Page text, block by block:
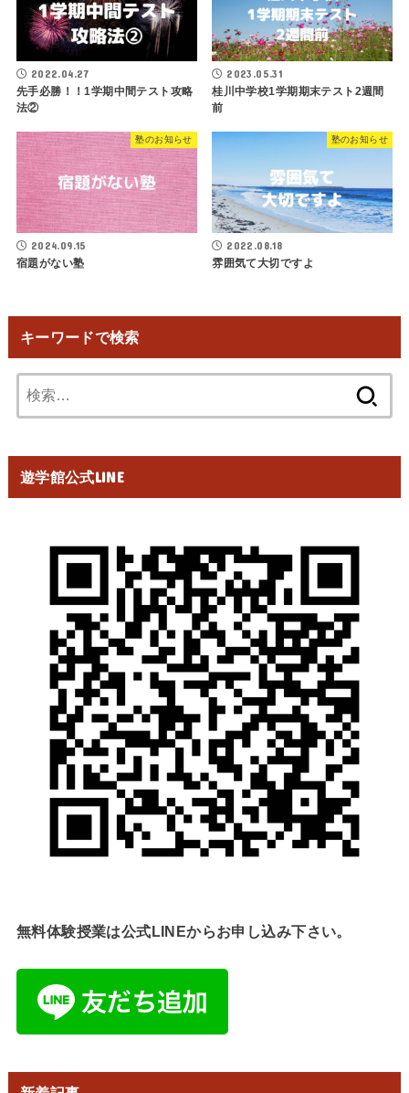
2022.04.27
先手必勝！！1学期中間テスト攻略
法②
2023.05.31
桂川中学校1学期期末テスト2週間
前
塾のお知らせ
2024.09.15
宿題がない塾
塾のお知らせ
2022.08.18
雰囲気て大切ですよ
キーワードで検索
索:
遊学館公式LINE
無料体験授業は公式LINEからお申し込み下さい。